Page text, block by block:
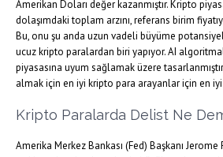
Amerikan Doları değer kazanmıştır. Kripto
dolaşımdaki toplam arzını, referans birim
Bu, onu şu anda uzun vadeli büyüme
ucuz kripto paralardan biri yapıyor. AI
piyasasına uyum sağlamak üzere
almak için en iyi kripto para arayanlar için en
Kripto Paralarda Delist Ne
Amerika Merkez Bankası (Fed) Başkanı